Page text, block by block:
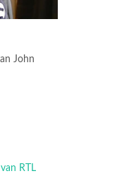
John
RTL